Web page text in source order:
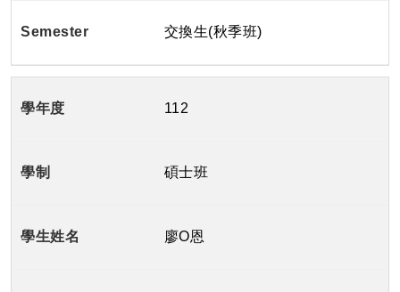
交換生(秋季班)
112
碩士班
廖O恩